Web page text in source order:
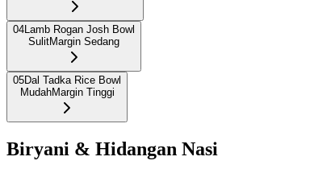
04Lamb Rogan Josh Bowl
SulitMargin Sedang
05Dal Tadka Rice Bowl
MudahMargin Tinggi
Biryani & Hidangan Nasi